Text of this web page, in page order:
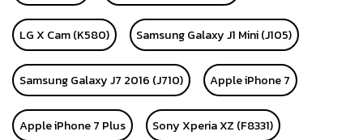
LG X Cam (K580) Samsung Galaxy J1 Mini (J105)
Samsung Galaxy J7 2016 (J710) Apple iPhone 7
Apple iPhone 7 Plus Sony Xperia XZ (F8331)